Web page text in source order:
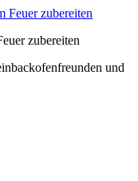
zubereiten
und